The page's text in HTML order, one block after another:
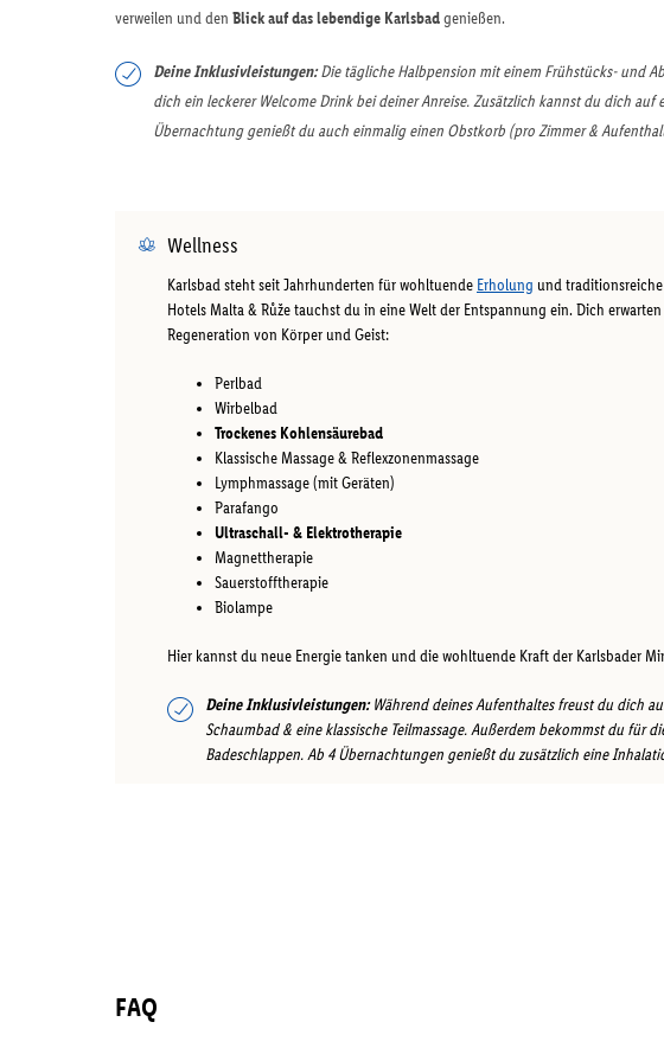
verweilen und den Blick auf das lebendige Karlsbadgenießen.
Deine Inklusivleistungen:Die tägliche Halbpension mit einem Frühstücks- und
dich ein leckerer Welcome Drink bei deiner Anreise. Zusätzlich kannst du dich
Übernachtung genießt du auch einmalig einen Obstkorb (pro Zimmer &
Wellness
Karlsbad steht seit Jahrhunderten für wohltuende Erholung und
Hotels Malta & Růže tauchst du in eine Welt der Entspannung ein. Dich
Regeneration von Körper und Geist:
Perlbad
Wirbelbad
Trockenes Kohlensäurebad
Klassische Massage & Reflexzonenmassage
Lymphmassage (mit Geräten)
Parafango
Ultraschall- & Elektrotherapie
Magnettherapie
Sauerstofftherapie
Biolampe
Hier kannst du neue Energie tanken und die wohltuende Kraft der Karlsbader
Deine Inklusivleistungen:Während deines Aufenthaltes freust du dich
Schaumbad & eine klassische Teilmassage. Außerdem bekommst du für
Badeschlappen. Ab 4 Übernachtungen genießt du zusätzlich eine
FAQ